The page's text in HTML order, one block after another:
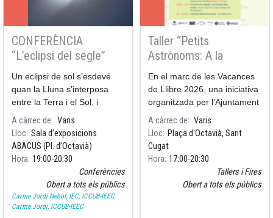
CONFERÈNCIA
“L’eclipsi del segle”
Un eclipsi de sol s’esdevé
quan la Lluna s’interposa
entre la Terra i el Sol, i
cobreix totalment o
parcialment el disc solar.
A càrrec de
Varis
Lloc Sala d’exposicions
ABACUS (Pl. d’Octavià)
Hora 19:00 20:30
Conferències
Obert a tots els públics
Carme Jordi Nebot, IEC, ICCUB-IEEC
Carme Jordi, ICCUB-IEEC
Taller “Petits
Astrònoms: A la
recerca de l’eclipsi” a
Vacances de Llibre
En el marc de les Vacances
de Llibre 2026, una iniciativa
organitzada per l’Ajuntament
de Sant Cugat, els
investigadors de l'ICCUB
participaran al taller “Petits
Astrònoms: A la recerca de
A càrrec de
Varis
Lloc Plaça d'Octavià, Sant
Cugat
Hora 17:00 20:30
Tallers i Fires
Obert a tots els públics